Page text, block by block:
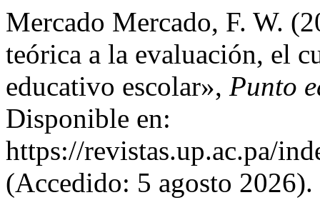
Mercado Mercado, F. W.
teórica a la evaluación, el
educativo escolar», Punto
Disponible en:
https://revistas.up.ac.pa/
(Accedido: 5 agosto 2026).